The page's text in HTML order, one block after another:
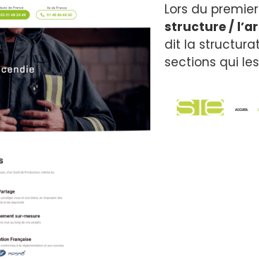
Lors du
structure /
dit la
sections qui